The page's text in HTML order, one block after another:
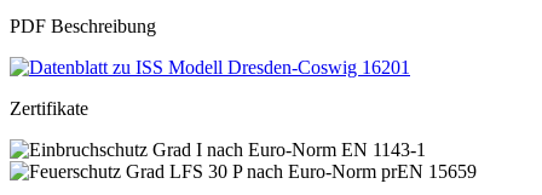
PDF Beschreibung
Zertifikate